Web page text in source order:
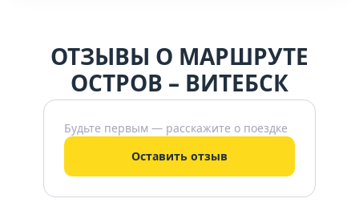
ОТЗЫВЫ О МАРШРУТЕ
ОСТРОВ – ВИТЕБСК
Будьте первым — расскажите о поездке
Оставить отзыв